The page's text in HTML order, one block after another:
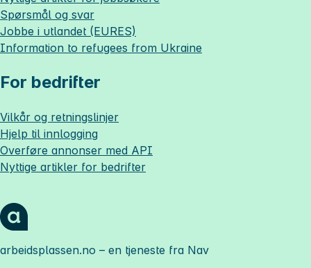
Spørsmål og svar
Jobbe i utlandet (EURES)
Information to refugees from Ukraine
For bedrifter
Vilkår og retningslinjer
Hjelp til innlogging
Overføre annonser med API
Nyttige artikler for bedrifter
arbeidsplassen.no – en tjeneste fra Nav